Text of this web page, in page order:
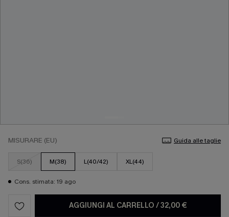
MISURARE (EU) Guida alle taglie
S(36) M(38) L(40/42) XL(44)
Cons. stimata: 19 ago
AGGIUNGI AL CARRELLO /32,00 €